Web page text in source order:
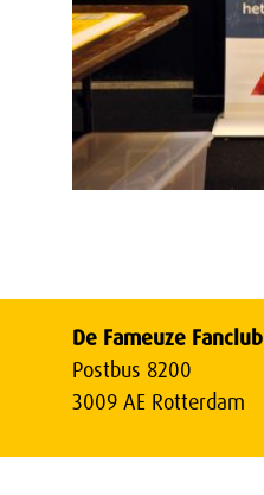
De Fameuze Fanclub
Postbus 8200
3009 AE Rotterdam